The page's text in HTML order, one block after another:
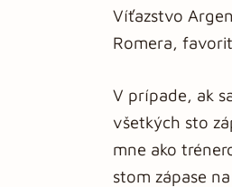
Víťazstvo
Romera,
V prípade, ak
všetkých sto
mne ako
stom zápase